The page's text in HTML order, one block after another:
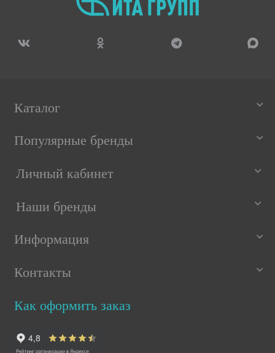
Каталог
Популярные бренды
Личный кабинет
Наши бренды
Информация
Контакты
Как оформить заказ